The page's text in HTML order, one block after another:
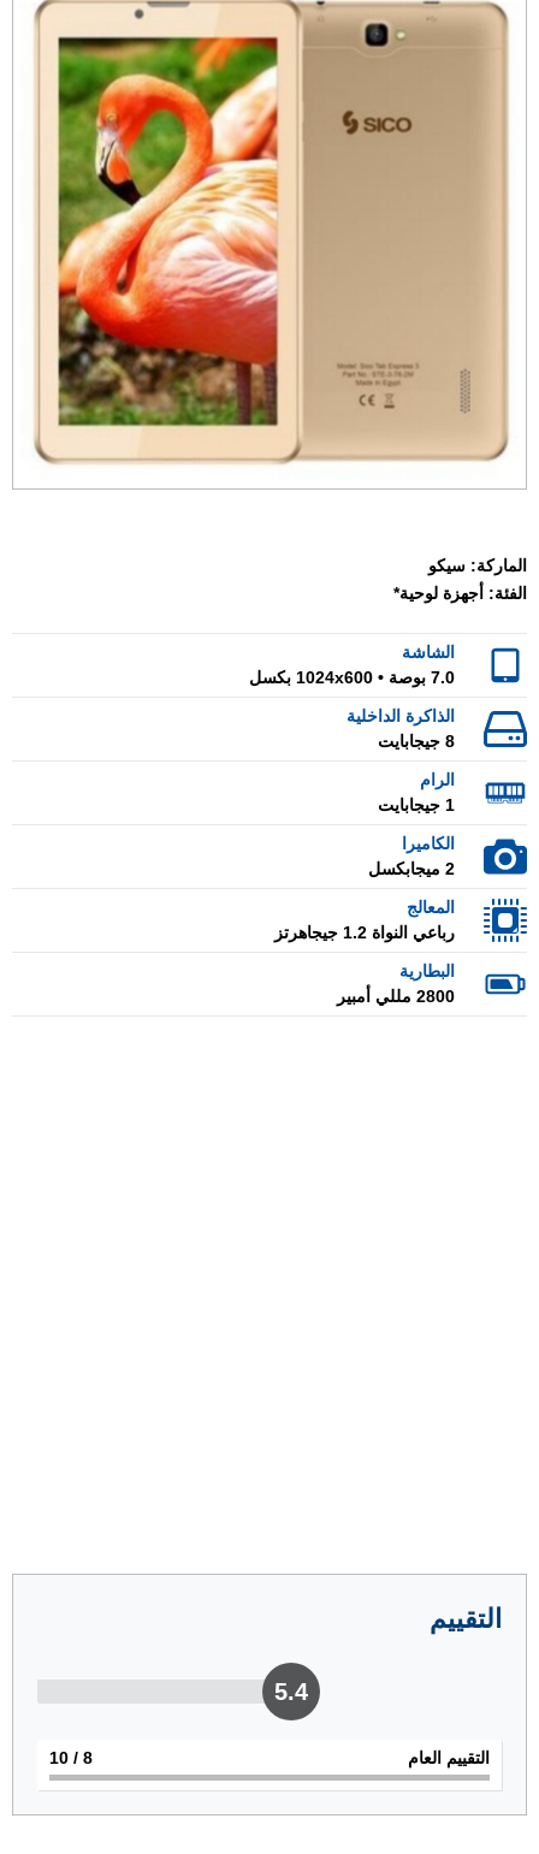
الماركة: سيكو
الفئة: أجهزة لوحية*
الشاشة
7.0 بوصة • 1024x600 بكسل
الذاكرة الداخلية
8 جيجابايت
الرام
1 جيجابايت
الكاميرا
2 ميجابكسل
المعالج
رباعي النواة 1.2 جيجاهرتز
البطارية
2800 مللي أمبير
التقييم
5.4
التقييم العام 8
/ 10